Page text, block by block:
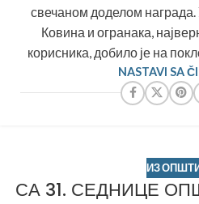
свечаном доделом награда.
Ковина и огранака,
корисника, добило је на
NASTAVI SA
ИЗ
СА 31. СЕДНИЦЕ